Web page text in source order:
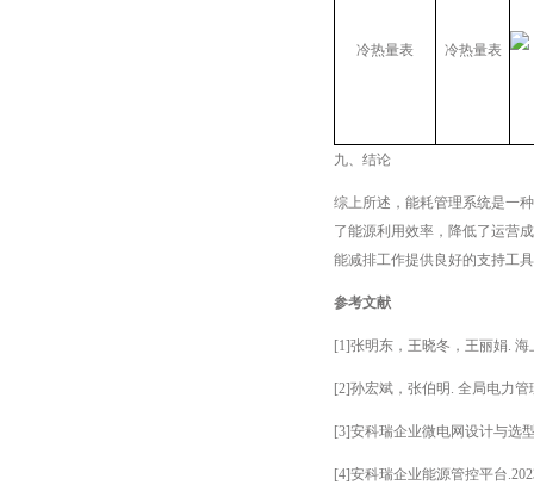
冷热量表 冷热量表
九、结论
综上所述，能耗管理系统是一
了能源利用效率，降低了运营
能减排工作提供良好的支持工
参考文献
[1]张明东，王晓冬，王丽娟.
[2]孙宏斌，张伯明. 全局电力
[3]安科瑞企业微电网设计与选
[4]安科瑞企业能源管控平台